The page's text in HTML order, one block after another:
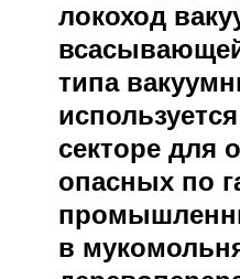
локоход
типа
секторе для
опасных по
в